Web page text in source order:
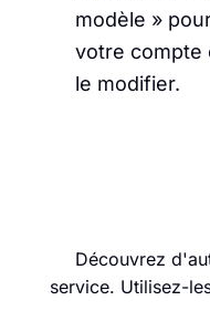
modèle »
votre compte
le modifier.
Découvrez
service. Utilisez-